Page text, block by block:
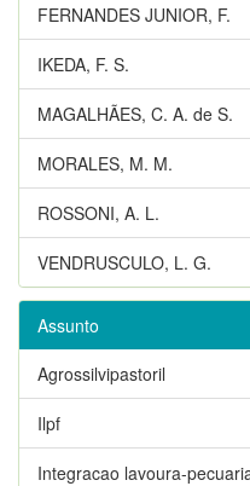
FERNANDES JUNIOR, F.
IKEDA, F. S.
MAGALHÃES, C. A. de S.
MORALES, M. M.
ROSSONI, A. L.
VENDRUSCULO, L. G.
Assunto
Agrossilvipastoril
Ilpf
Integracao lavoura-